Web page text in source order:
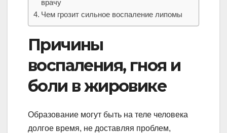
врачу
Чем грозит сильное воспаление липомы
Причины
воспаления, гноя и
боли в жировике
Образование могут быть на теле человека
долгое время, не доставляя проблем,